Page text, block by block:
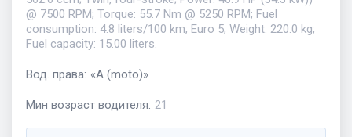
@ 7500 RPM; Torque: 55.7 Nm @ 5250 RPM; Fuel
consumption: 4.8 liters/100 km; Euro 5; Weight: 220.0 kg;
Fuel capacity: 15.00 liters.
Вод. права: «A (moto)»
Мин возраст водителя: 21